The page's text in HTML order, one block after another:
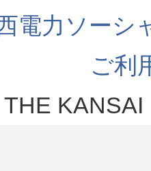
電力ソーシ
ご利